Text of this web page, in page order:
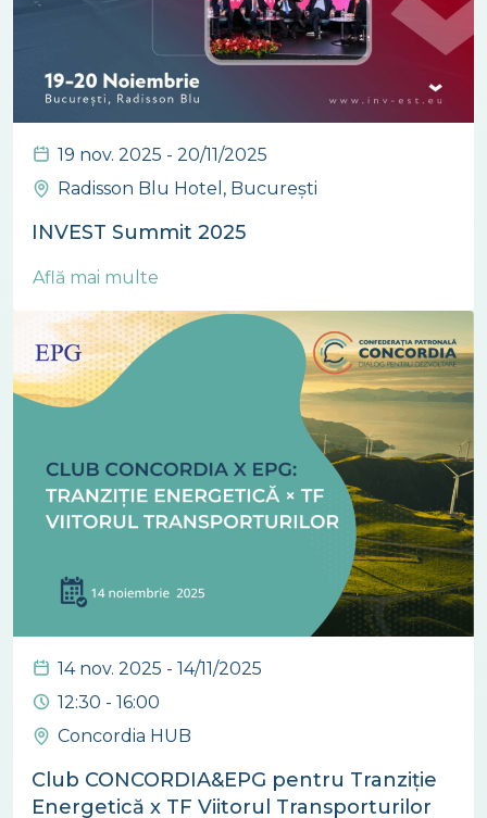
19 nov. 2025 - 20/11/2025
Radisson Blu Hotel, București
INVEST Summit 2025
Află mai multe
14 nov. 2025 - 14/11/2025
12:30 - 16:00
Concordia HUB
Club CONCORDIA&EPG pentru Tranziție
Energetică x TF Viitorul Transporturilor